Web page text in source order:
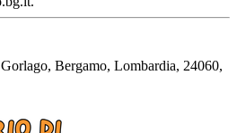
Bergamo, Lombardia, 24060,